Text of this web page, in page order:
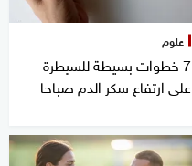
علوم
7 خطوات بسيطة للسيطرة
على ارتفاع سكر الدم صباحا